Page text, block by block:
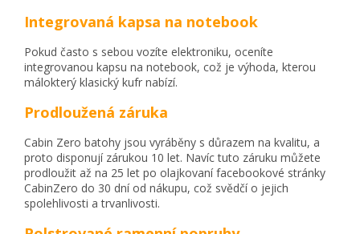
Integrovaná kapsa na notebook
Pokud často s sebou vozíte elektroniku, oceníte
integrovanou kapsu na notebook, což je výhoda, kterou
málokterý klasický kufr nabízí.
Prodloužená záruka
Cabin Zero batohy jsou vyráběny s důrazem na kvalitu, a
proto disponují zárukou 10 let. Navíc tuto záruku můžete
prodloužit až na 25 let po olajkovaní facebookové stránky
CabinZero do 30 dní od nákupu, což svědčí o jejich
spolehlivosti a trvanlivosti.